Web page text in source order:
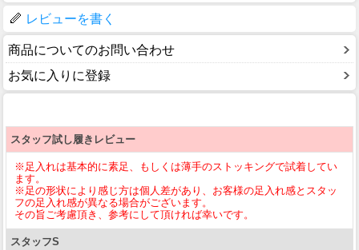
レビューを書く
商品についてのお問い合わせ
お気に入りに登録
スタッフ試し履きレビュー
※足入れは基本的に素足、もしくは薄手のストッキングで試着してい
ます。
※足の形状により感じ方は個人差があり、お客様の足入れ感とスタッ
フの足入れ感が異なる場合がございます。
その旨ご考慮頂き、参考にして頂ければ幸いです。
スタッフS